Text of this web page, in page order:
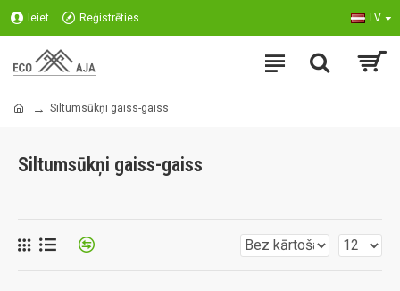
Ieiet Reģistrēties LV
Siltumsūkņi gaiss-gaiss
Siltumsūkņi gaiss-gaiss